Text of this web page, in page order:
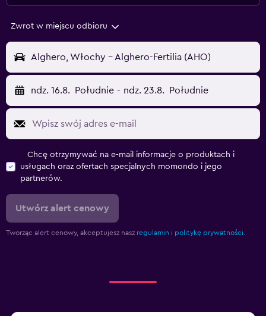
Zwrot w miejscu odbioru
Alghero, Włochy - Alghero-Fertilia (AHO)
ndz. 16.8. Południe - ndz. 23.8. Południe
Chcę otrzymywać na e-mail informacje o produktach i
usługach oraz ofertach specjalnych momondo i jego
partnerów.
Utwórz alert cenowy
Tworząc alert cenowy, akceptujesz nasz regulamin i politykę prywatności.